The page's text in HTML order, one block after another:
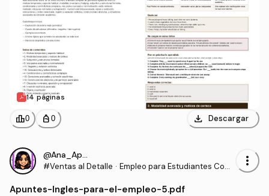
14 páginas
leaderboard0 personal_bag 0 download Descargar
@Ana_Apuntes
#Ventas al Detalle · Empleo para Estudiantes Com
more_vert
Apuntes-Ingles-para-el-empleo-5.pdf